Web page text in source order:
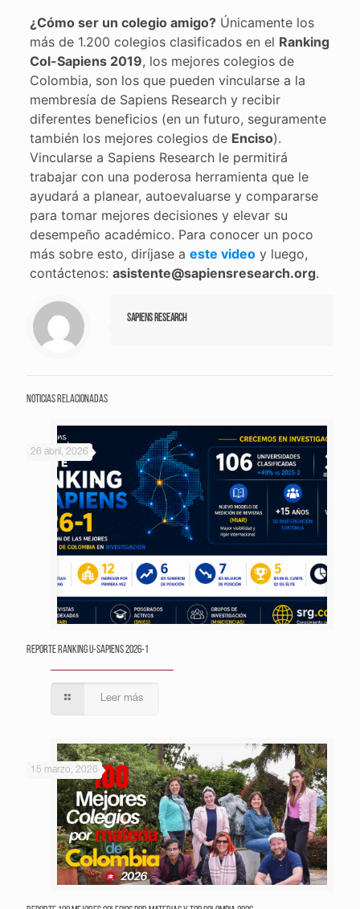
¿Cómo ser un colegio amigo?Únicamente los
más de 1.200 colegios clasificados en el Ranking
Col-Sapiens 2019, los mejores colegios de
Colombia, son los que pueden vincularse a la
membresía de Sapiens Research y recibir
diferentes beneficios (en un futuro, seguramente
también los mejores colegios de Enciso).
Vincularse a Sapiens Research le permitirá
trabajar con una poderosa herramienta que le
ayudará a planear, autoevaluarse y compararse
para tomar mejores decisiones y elevar su
desempeño académico. Para conocer un poco
más sobre esto, diríjase a este videoy luego,
contáctenos: asistente@sapiensresearch.org.
Sapiens Research
Noticias relacionadas
26 abril, 2026
Reporte Ranking U-Sapiens 2026-1
Leer más
15 marzo, 2026